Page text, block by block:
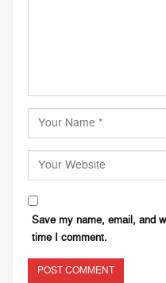
Save my name, email, and
time I comment.